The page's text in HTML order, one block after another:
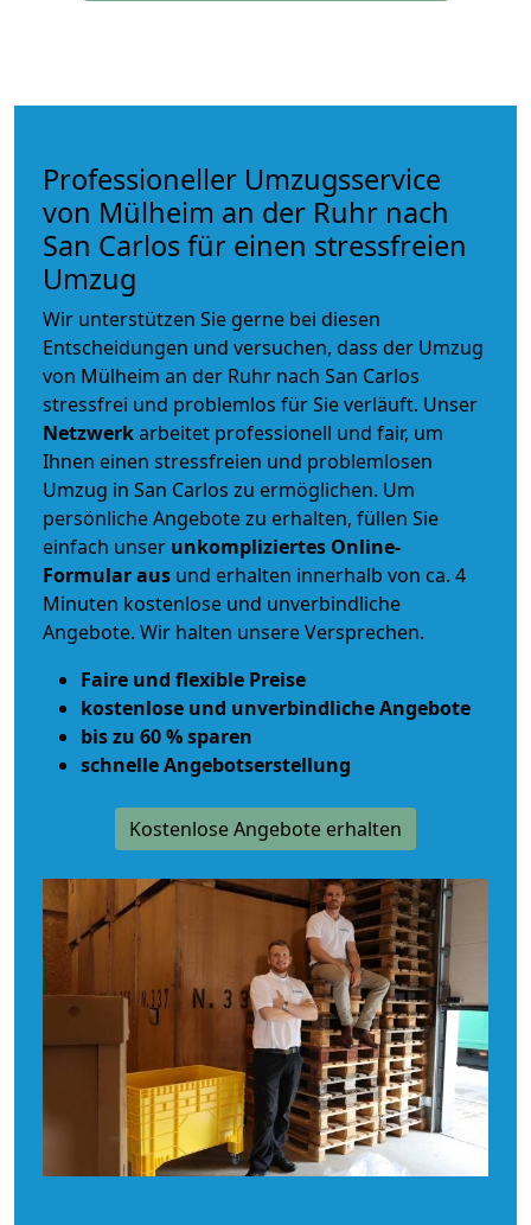
Professioneller Umzugsservice
von Mülheim an der Ruhr nach
San Carlos für einen stressfreien
Umzug
Wir unterstützen Sie gerne bei diesen
Entscheidungen und versuchen, dass der Umzug
von Mülheim an der Ruhr nach San Carlos
stressfrei und problemlos für Sie verläuft. Unser
Netzwerkarbeitet professionell und fair, um
Ihnen einen stressfreien und problemlosen
Umzug in San Carlos zu ermöglichen. Um
persönliche Angebote zu erhalten, füllen Sie
einfach unser unkompliziertes Online-
Formular aus und erhalten innerhalb von ca. 4
Minuten kostenlose und unverbindliche
Angebote. Wir halten unsere Versprechen.
Faire und flexible Preise
kostenlose und unverbindliche Angebote
bis zu 60 % sparen
schnelle Angebotserstellung
Kostenlose Angebote erhalten